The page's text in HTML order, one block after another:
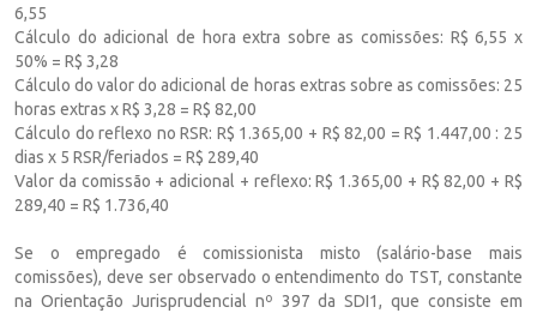
6,55
Cálculo do adicional de hora extra sobre as comissões: R$ 6,55 x
50% = R$ 3,28
Cálculo do valor do adicional de horas extras sobre as comissões: 25
horas extras x R$ 3,28 = R$ 82,00
Cálculo do reflexo no RSR: R$ 1.365,00 + R$ 82,00 = R$ 1.447,00 : 25
dias x 5 RSR/feriados = R$ 289,40
Valor da comissão + adicional + reflexo: R$ 1.365,00 + R$ 82,00 + R$
289,40 = R$ 1.736,40
Se o empregado é comissionista misto (salário-base mais
comissões), deve ser observado o entendimento do TST, constante
na Orientação Jurisprudencial nº 397 da SDI1, que consiste em